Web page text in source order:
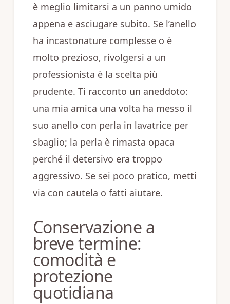
è meglio limitarsi a un panno umido
appena e asciugare subito. Se l’anello
ha incastonature complesse o è
molto prezioso, rivolgersi a un
professionista è la scelta più
prudente. Ti racconto un aneddoto:
una mia amica una volta ha messo il
suo anello con perla in lavatrice per
sbaglio; la perla è rimasta opaca
perché il detersivo era troppo
aggressivo. Se sei poco pratico, metti
via con cautela o fatti aiutare.
Conservazione a
breve termine:
comodità e
protezione
quotidiana